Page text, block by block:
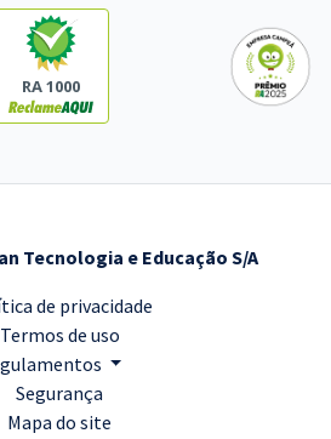
RA 1000
Tecnologia e Educação S/A
de privacidade
Termos de uso
Segurança
Mapa do site